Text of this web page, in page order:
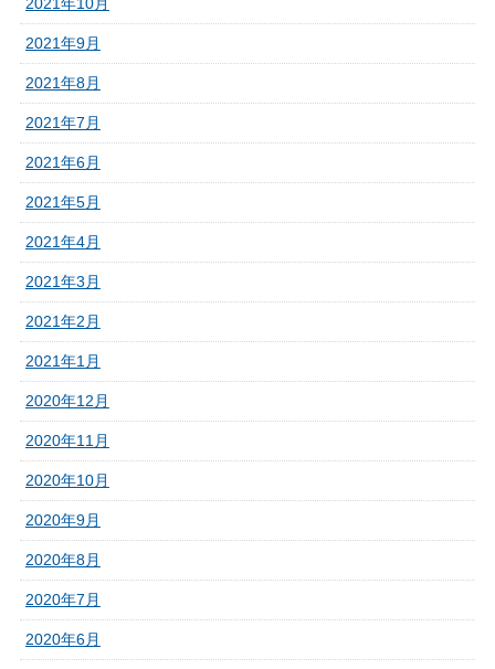
2021年9月
2021年8月
2021年7月
2021年6月
2021年5月
2021年4月
2021年3月
2021年2月
2021年1月
2020年12月
2020年11月
2020年10月
2020年9月
2020年8月
2020年7月
2020年6月